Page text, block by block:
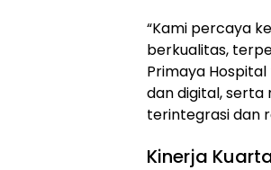
“Kami percaya
berkualitas,
Primaya
dan digital, serta
terintegrasi dan
Kinerja